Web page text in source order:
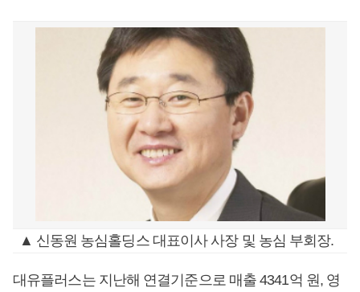
▲ 신동원 농심홀딩스 대표이사 사장 및 농심 부회장.
대유플러스는 지난해 연결기준으로 매출 4341억 원, 영